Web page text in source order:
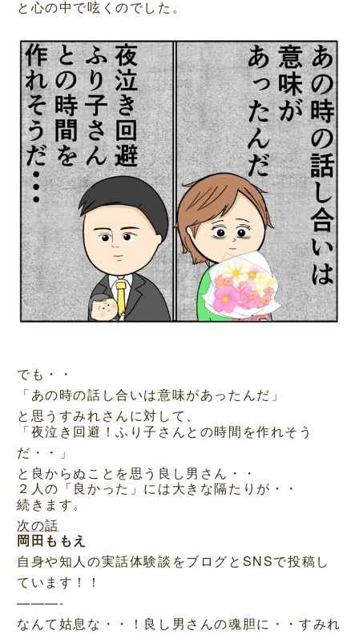
と心の中で呟くのでした。
でも・・
「あの時の話し合いは意味があったんだ」
と思うすみれさんに対して、
「夜泣き回避！ふり子さんとの時間を作れそう
だ・・」
と良からぬことを思う良し男さん・・
２人の「良かった」には大きな隔たりが・・
続きます。
次の話
岡田ももえ
自身や知人の実話体験談をブログとSNSで投稿し
ています！！
———-
なんて姑息な・・！良し男さんの魂胆に・・すみれ